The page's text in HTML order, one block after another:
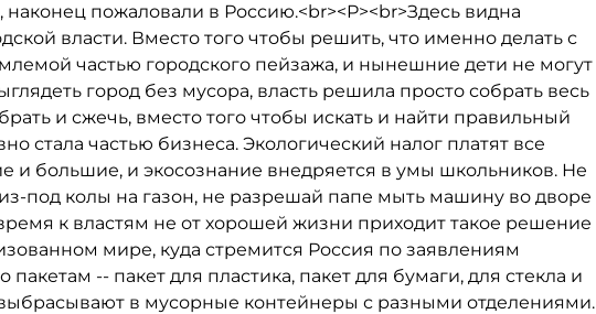
пожаловали в Россию.<br><P><br>Здесь видна
власти. Вместо того чтобы решить, что именно делать с
частью городского пейзажа, и нынешние дети не могут
город без мусора, власть решила просто собрать весь
и сжечь, вместо того чтобы искать и найти правильный
стала частью бизнеса. Экологический налог платят все
и большие, и экосознание внедряется в умы школьников. Не
под колы на газон, не разрешай папе мыть машину во дворе
к властям не от хорошей жизни приходит такое решение
мире, куда стремится Россия по заявлениям
-- пакет для пластика, пакет для бумаги, для стекла и
в мусорные контейнеры с разными отделениями.